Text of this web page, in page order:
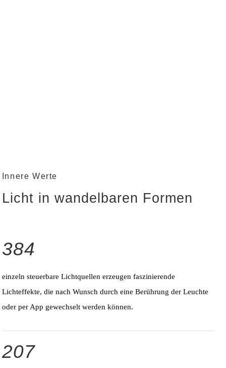
Innere Werte
Licht in wandelbaren Formen
384
einzeln steuerbare Lichtquellen erzeugen faszinierende
Lichteffekte, die nach Wunsch durch eine Berührung der Leuchte
oder per App gewechselt werden können.
207